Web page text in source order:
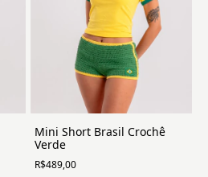
Mini Short Brasil Crochê
Verde
R$489,00